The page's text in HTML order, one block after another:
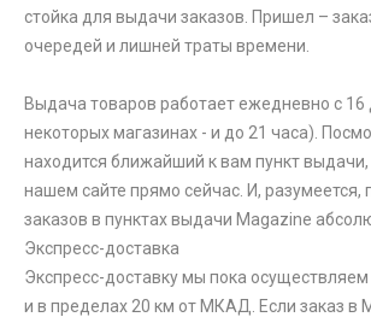
стойка для выдачи заказов. Пришел –
очередей и лишней траты времени.
Выдача товаров работает ежедневно с 16
некоторых магазинах - и до 21 часа).
находится ближайший к вам пункт
нашем сайте прямо сейчас. И, разумеется,
заказов в пунктах выдачи Magazine
Экспресс-доставка
Экспресс-доставку мы пока
и в пределах 20 км от МКАД. Если заказ в